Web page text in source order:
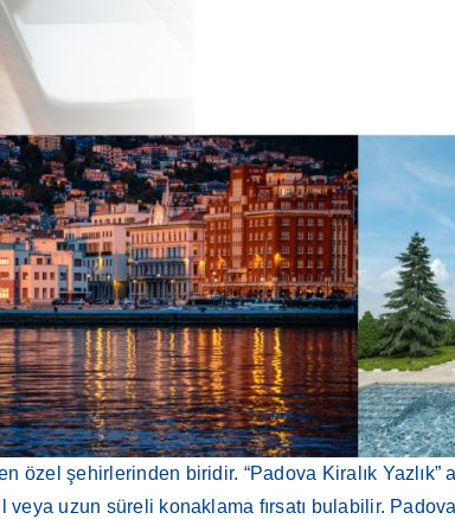
şehirlerinden biridir. “Padova Kiralık Yazlık”
uzun süreli konaklama fırsatı bulabilir.